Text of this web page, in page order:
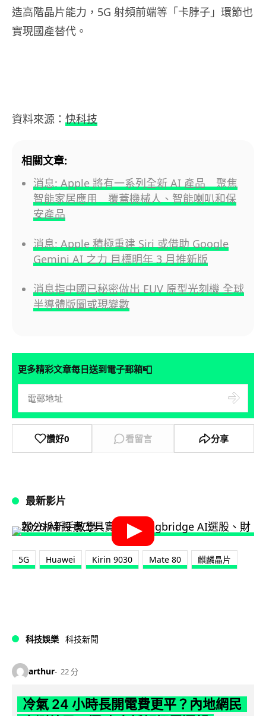
造高階晶片能力，5G 射頻前端等「卡脖子」環節也
實現國產替代。
資料來源： 快科技
相關文章:
消息: Apple 將有一系列全新 AI 產品 聚焦
智能家居應用 覆蓋機械人、智能喇叭和保
安產品
消息: Apple 積極重建 Siri 或借助 Google
Gemini AI 之力 目標明年 3 月推新版
消息指中國已秘密做出 EUV 原型光刻機 全球
半導體版圖或現變數
更多精彩文章每日送到電子郵箱📮
讚好0 看留言 分享
最新影片
5G Huawei Kirin 9030 Mate 80 麒麟晶片
科技娛樂 科技新聞
arthur 22 分
冷氣 24 小時長開電費更平？內地網民